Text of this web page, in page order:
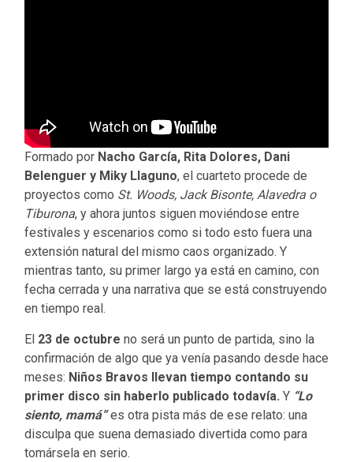
Formado por Nacho García, Rita Dolores, Dani
Belenguer y Miky Llaguno, el cuarteto procede de
proyectos como St. Woods, Jack Bisonte, Alavedra o
Tiburona, y ahora juntos siguen moviéndose entre
festivales y escenarios como si todo esto fuera una
extensión natural del mismo caos organizado. Y
mientras tanto, su primer largo ya está en camino, con
fecha cerrada y una narrativa que se está construyendo
en tiempo real.
El 23 de octubre no será un punto de partida, sino la
confirmación de algo que ya venía pasando desde hace
meses: Niños Bravos llevan tiempo contando su
primer disco sin haberlo publicado todavía. Y “Lo
siento, mamá”es otra pista más de ese relato: una
disculpa que suena demasiado divertida como para
tomársela en serio.